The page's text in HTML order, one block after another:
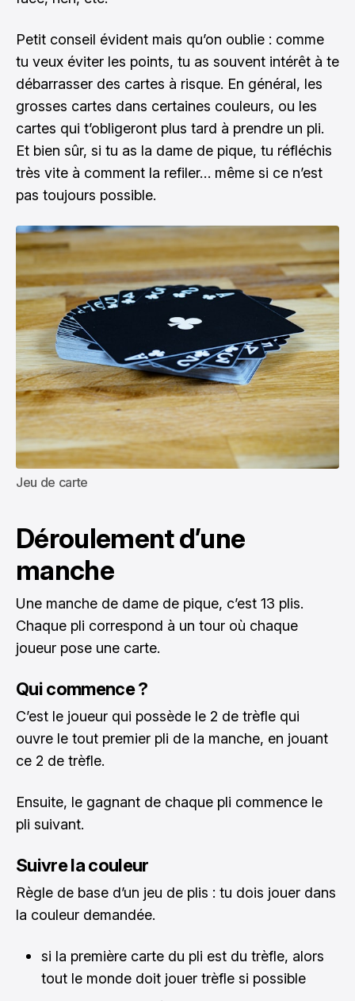
Petit conseil évident mais qu’on oublie : comme
tu veux éviter les points, tu as souvent intérêt à te
débarrasser des cartes à risque. En général, les
grosses cartes dans certaines couleurs, ou les
cartes qui t’obligeront plus tard à prendre un pli.
Et bien sûr, si tu as la dame de pique, tu réfléchis
très vite à comment la refiler… même si ce n’est
pas toujours possible.
Jeu de carte
Déroulement d’une
manche
Une manche de dame de pique, c’est 13 plis.
Chaque pli correspond à un tour où chaque
joueur pose une carte.
Qui commence ?
C’est le joueur qui possède le 2 de trèfle qui
ouvre le tout premier pli de la manche, en jouant
ce 2 de trèfle.
Ensuite, le gagnant de chaque pli commence le
pli suivant.
Suivre la couleur
Règle de base d’un jeu de plis : tu dois jouer dans
la couleur demandée.
si la première carte du pli est du trèfle, alors
tout le monde doit jouer trèfle si possible